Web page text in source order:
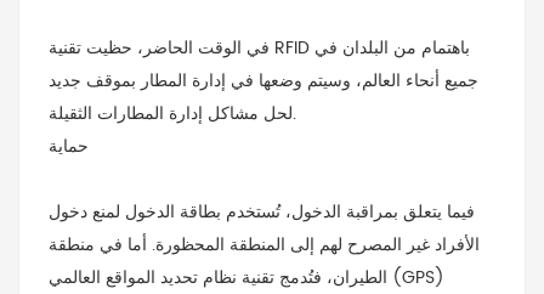
في الوقت الحاضر، حظيت تقنية RFID باهتمام من البلدان في
جميع أنحاء العالم، وسيتم وضعها في إدارة المطار بموقف جديد
لحل مشاكل إدارة المطارات الثقيلة.
حماية
فيما يتعلق بمراقبة الدخول، تُستخدم بطاقة الدخول لمنع دخول
الأفراد غير المصرح لهم إلى المنطقة المحظورة. أما في منطقة
الطيران، فتُدمج تقنية نظام تحديد المواقع العالمي (GPS)